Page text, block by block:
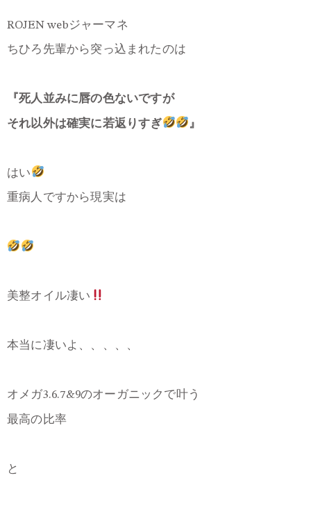
ROJEN webジャーマネ
ちひろ先輩から突っ込まれたのは
『死人並みに唇の色ないですが
それ以外は確実に若返りすぎ 』
はい
重病人ですから現実は
美整オイル凄い
本当に凄いよ、、、、、
オメガ3.6.7&9のオーガニックで叶う
最高の比率
と